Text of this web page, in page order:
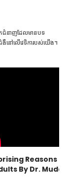
កជំនាញដែលមានបទ
នៅលើវេទិការបស់យើង។
Reasons
By Dr.